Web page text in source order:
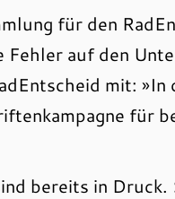
für den
auf den
mit: »In
für
bereits in Druck.